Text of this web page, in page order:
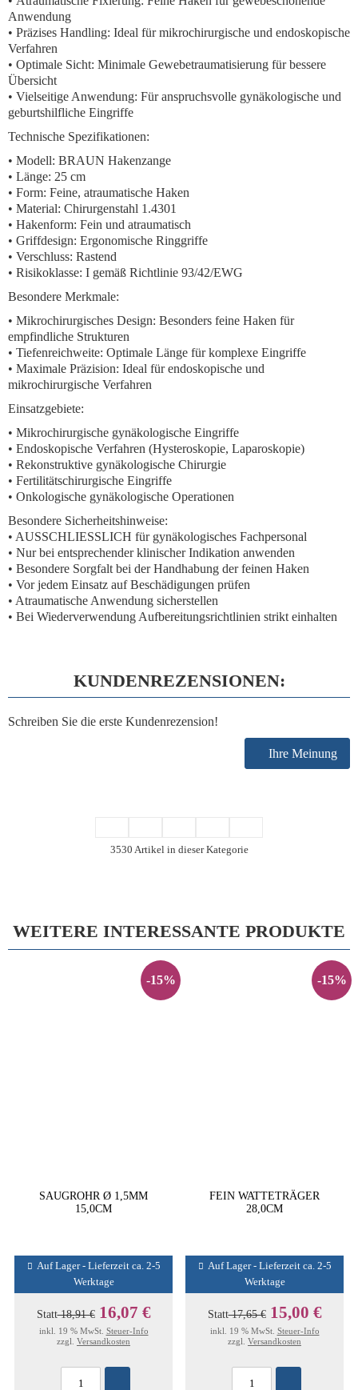
Anwendung
• Präzises Handling: Ideal für mikrochirurgische und endoskopische
Verfahren
• Optimale Sicht: Minimale Gewebetraumatisierung für bessere
Übersicht
• Vielseitige Anwendung: Für anspruchsvolle gynäkologische und
geburtshilfliche Eingriffe
Technische Spezifikationen:
• Modell: BRAUN Hakenzange
• Länge: 25 cm
• Form: Feine, atraumatische Haken
• Material: Chirurgenstahl 1.4301
• Hakenform: Fein und atraumatisch
• Griffdesign: Ergonomische Ringgriffe
• Verschluss: Rastend
• Risikoklasse: I gemäß Richtlinie 93/42/EWG
Besondere Merkmale:
• Mikrochirurgisches Design: Besonders feine Haken für
empfindliche Strukturen
• Tiefenreichweite: Optimale Länge für komplexe Eingriffe
• Maximale Präzision: Ideal für endoskopische und
mikrochirurgische Verfahren
Einsatzgebiete:
• Mikrochirurgische gynäkologische Eingriffe
• Endoskopische Verfahren (Hysteroskopie, Laparoskopie)
• Rekonstruktive gynäkologische Chirurgie
• Fertilitätschirurgische Eingriffe
• Onkologische gynäkologische Operationen
Besondere Sicherheitshinweise:
• AUSSCHLIESSLICH für gynäkologisches Fachpersonal
• Nur bei entsprechender klinischer Indikation anwenden
• Besondere Sorgfalt bei der Handhabung der feinen Haken
• Vor jedem Einsatz auf Beschädigungen prüfen
• Atraumatische Anwendung sicherstellen
• Bei Wiederverwendung Aufbereitungsrichtlinien strikt einhalten
KUNDENREZENSIONEN:
Schreiben Sie die erste Kundenrezension!
Ihre Meinung
3530 Artikel in dieser Kategorie
WEITERE INTERESSANTE PRODUKTE
-15%
SAUGROHR Ø 1,5MM
15,0CM
Auf Lager - Lieferzeit ca. 2-5
Werktage
Statt18,91 € 16,07 €
inkl. 19 % MwSt. Steuer-Info
zzgl. Versandkosten
-15%
FEIN WATTETRÄGER
28,0CM
Auf Lager - Lieferzeit ca. 2-5
Werktage
Statt17,65 € 15,00 €
inkl. 19 % MwSt. Steuer-Info
zzgl. Versandkosten